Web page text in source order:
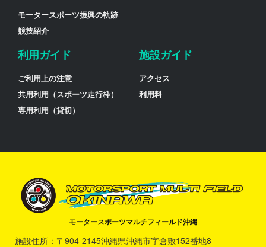
モータースポーツ振興の軌跡
競技紹介
利用ガイド
ご利用上の注意
共用利用（スポーツ走行枠）
専用利用（貸切）
施設ガイド
アクセス
利用料
モータースポーツマルチフィールド沖縄
施設住所：〒904-2145沖縄県沖縄市字倉敷152番地8